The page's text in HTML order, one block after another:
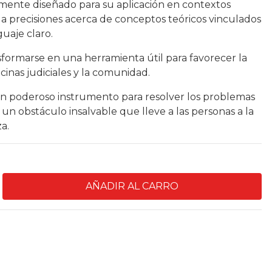
diseñado para su aplicación en contextos
precisiones acerca de conceptos teóricos vinculados
claro.
en una herramienta útil para favorecer la
judiciales y la comunidad.
poderoso instrumento para resolver los problemas
obstáculo insalvable que lleve a las personas a la